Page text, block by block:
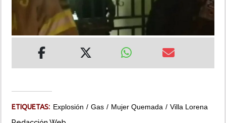
ETIQUETAS: Explosión Gas Mujer Quemada Villa Lorena